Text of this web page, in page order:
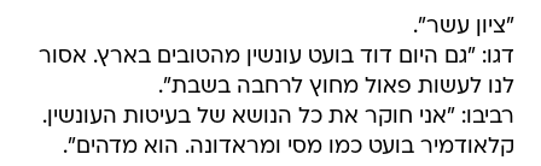
"ציון עשר".
דגו: "גם היום דוד בועט עונשין מהטובים בארץ. אסור
לנו לעשות פאול מחוץ לרחבה בשבת".
רביבו: "אני חוקר את כל הנושא של בעיטות העונשין.
קלאודמיר בועט כמו מסי ומראדונה. הוא מדהים".